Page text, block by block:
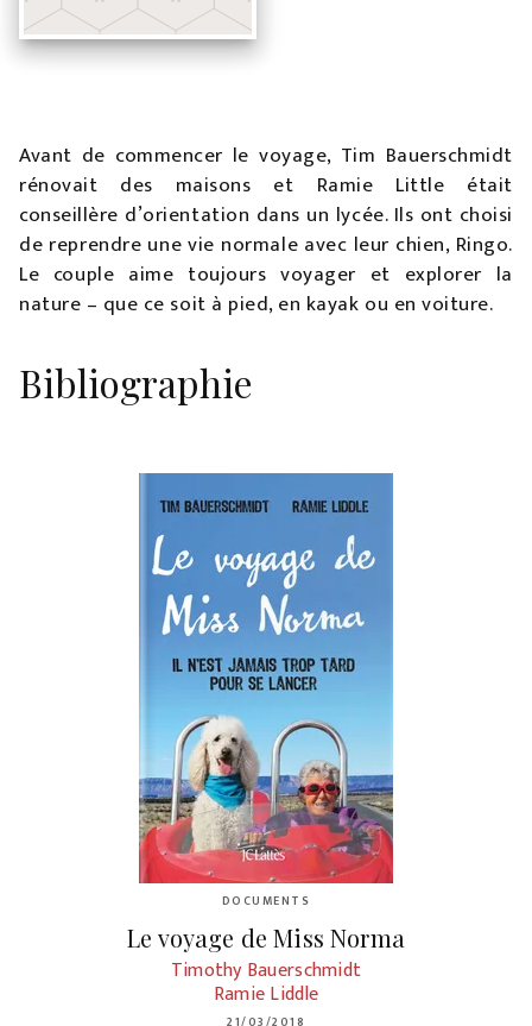
Avant de commencer le voyage, Tim Bauerschmidt
rénovait des maisons et Ramie Little était
conseillère d’orientation dans un lycée. Ils ont choisi
de reprendre une vie normale avec leur chien, Ringo.
Le couple aime toujours voyager et explorer la
nature – que ce soit à pied, en kayak ou en voiture.
Bibliographie
DOCUMENTS
Le voyage de Miss Norma
Timothy Bauerschmidt
Ramie Liddle
21/03/2018